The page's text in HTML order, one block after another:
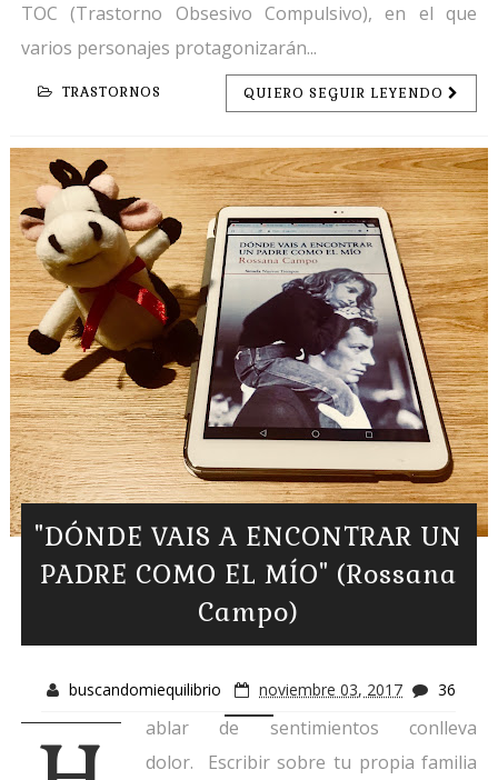
TOC (Trastorno Obsesivo Compulsivo), en el que
varios personajes protagonizarán...
TRASTORNOS QUIERO SEGUIR LEYENDO
"DÓNDE VAIS A ENCONTRAR UN
PADRE COMO EL MÍO" (Rossana
Campo)
buscandomiequilibrio noviembre 03, 2017 36
ablar de sentimientos conlleva
dolor. Escribir sobre tu propia familia